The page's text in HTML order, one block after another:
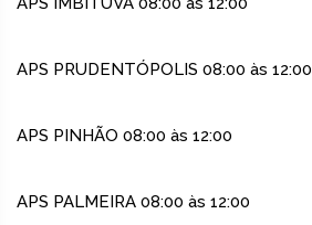
APS PRUDENTÓPOLIS 08:00 às 12:00
APS PINHÃO 08:00 às 12:00
APS PALMEIRA 08:00 às 12:00